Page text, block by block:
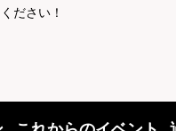
ださい！